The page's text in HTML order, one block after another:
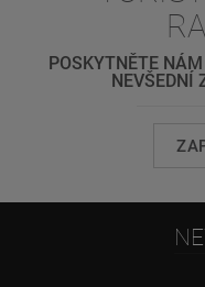
POSKYTNĚTE
NEVŠEDNÍ